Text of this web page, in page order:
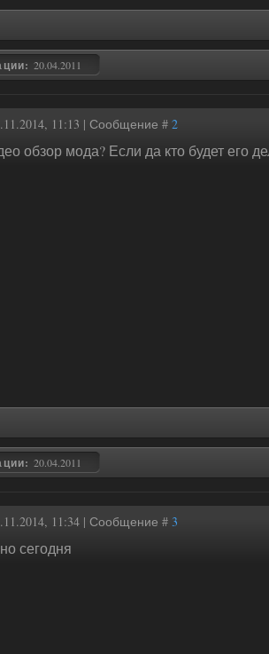
20.04.2011
11:13 | Сообщение # 2
обзор мода? Если да кто будет его
20.04.2011
11:34 | Сообщение # 3
сегодня